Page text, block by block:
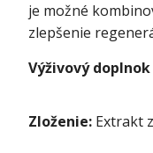
je možné
zlepšenie
Výživový doplnok
Zloženie: Extrakt